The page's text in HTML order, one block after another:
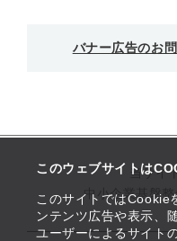
このウェブサイトは
このサイトではCookie
ンテンツ広告や表示、
ユーザーによるサイト
バナー広告のお
当サイ
中小企業基盤